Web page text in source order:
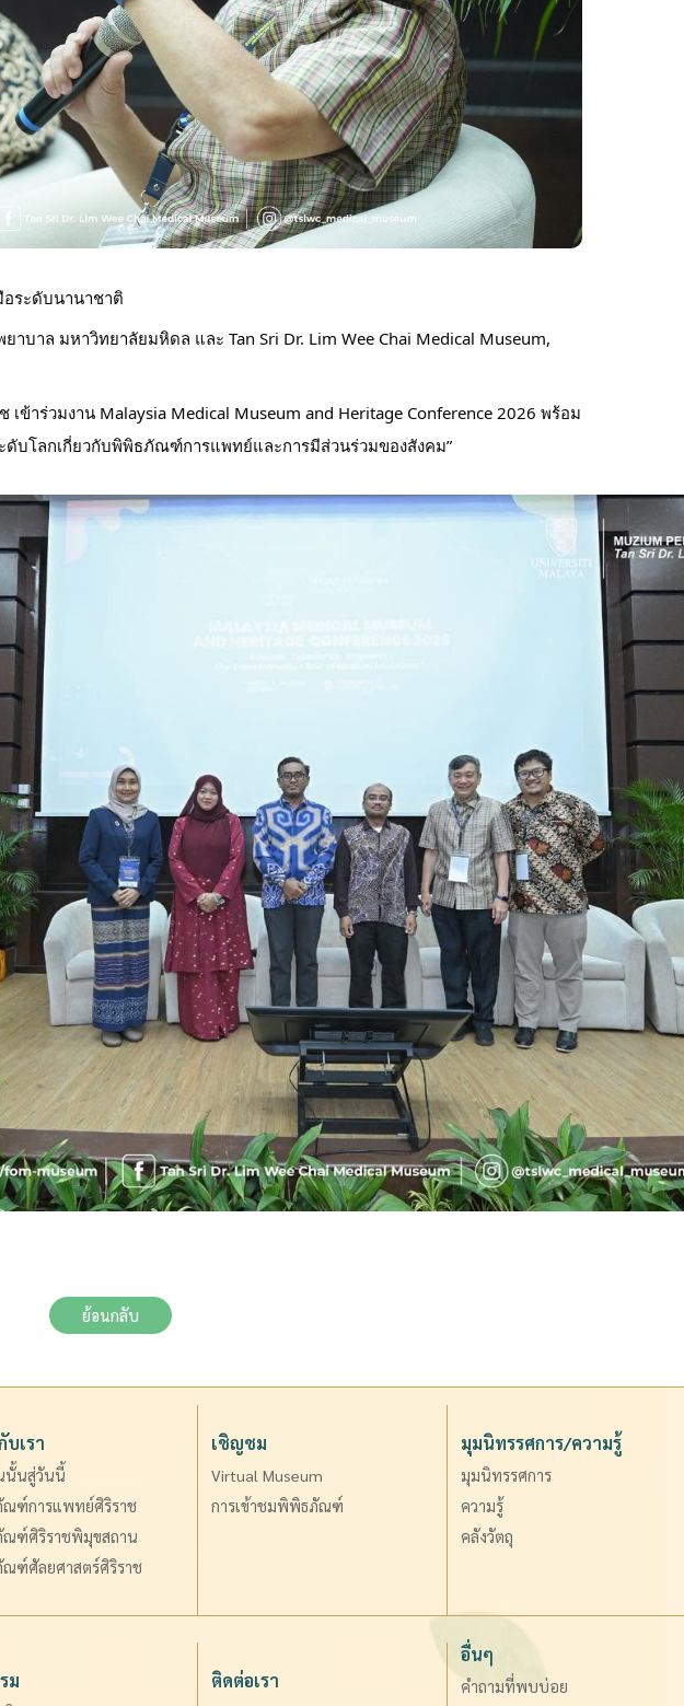
ระดับนานาชาติ
าล มหาวิทยาลัยมหิดล และ Tan Sri Dr. Lim Wee Chai Medical Museum,
าร่วมงาน Malaysia Medical Museum and Heritage Conference 2026 พร้อม
ดับโลกเกี่ยวกับพิพิธภัณฑ์การแพทย์และการมีส่วนร่วมของสังคม”
ย้อนกลับ
บเรา
นั้นสู่วันนี้
ฑ์การแพทย์ศิริราช
ฑ์ศิริราชพิมุขสถาน
ฑ์ศัลยศาสตร์ศิริราช
เชิญชม
Virtual Museum
การเข้าชมพิพิธภัณฑ์
มุมนิทรรศการ/ความรู้
มุมนิทรรศการ
ความรู้
คลังวัตถุ
ม ติดต่อเรา
อื่นๆ
คำถามที่พบบ่อย